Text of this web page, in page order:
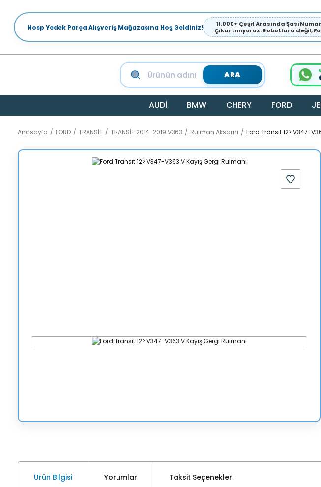
Nosp Yedek Parça Alışveriş Mağazasına Hoş Geldiniz!
11.000+ Çeşit Arasında Şasi
Çıkartmıyoruz. Robotlara değil,
ARA
AUDİ BMW CHERY FORD
Anasayfa FORD TRANSİT TRANSİT 2014-2019 V363 Rulman Aksamı Ford Transıt 12> V347-
Ürün Bilgisi Yorumlar Taksit Seçenekleri